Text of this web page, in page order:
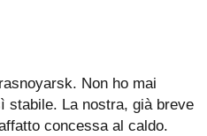
Non ho mai
stabile. La nostra, già breve
concessa al caldo.